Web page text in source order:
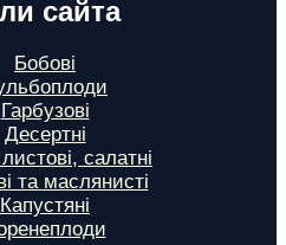
сайта
Бобові
Гарбузові
Десертні
салатні
та маслянисті
Капустяні